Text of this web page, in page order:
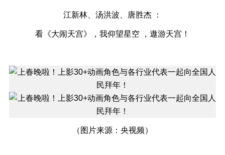
江新林、汤洪波、唐胜杰 ：
看《大闹天宫》，我仰望星空 ，遨游天宫！
（图片来源：央视频）